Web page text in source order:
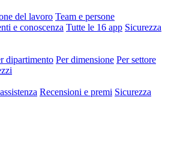
del lavoro Team e persone
e conoscenza Tutte le 16 app Sicurezza
dipartimento Per dimensione Per settore
Recensioni e premi Sicurezza